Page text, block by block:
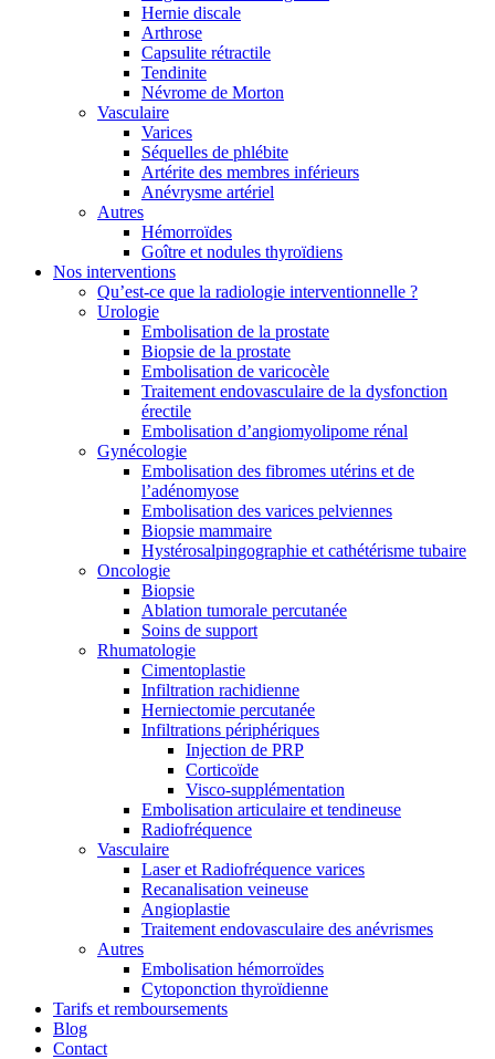
Hernie discale
Arthrose
Capsulite rétractile
Tendinite
Névrome de Morton
Vasculaire
Varices
Séquelles de phlébite
Artérite des membres inférieurs
Anévrysme artériel
Autres
Hémorroïdes
Goître et nodules thyroïdiens
Nos interventions
Qu’est-ce que la radiologie interventionnelle ?
Urologie
Embolisation de la prostate
Biopsie de la prostate
Embolisation de varicocèle
Traitement endovasculaire de la dysfonction
érectile
Embolisation d’angiomyolipome rénal
Gynécologie
Embolisation des fibromes utérins et de
l’adénomyose
Embolisation des varices pelviennes
Biopsie mammaire
Hystérosalpingographie et cathétérisme tubaire
Oncologie
Biopsie
Ablation tumorale percutanée
Soins de support
Rhumatologie
Cimentoplastie
Infiltration rachidienne
Herniectomie percutanée
Infiltrations périphériques
Injection de PRP
Corticoïde
Visco-supplémentation
Embolisation articulaire et tendineuse
Radiofréquence
Vasculaire
Laser et Radiofréquence varices
Recanalisation veineuse
Angioplastie
Traitement endovasculaire des anévrismes
Autres
Embolisation hémorroïdes
Cytoponction thyroïdienne
Tarifs et remboursements
Blog
Contact